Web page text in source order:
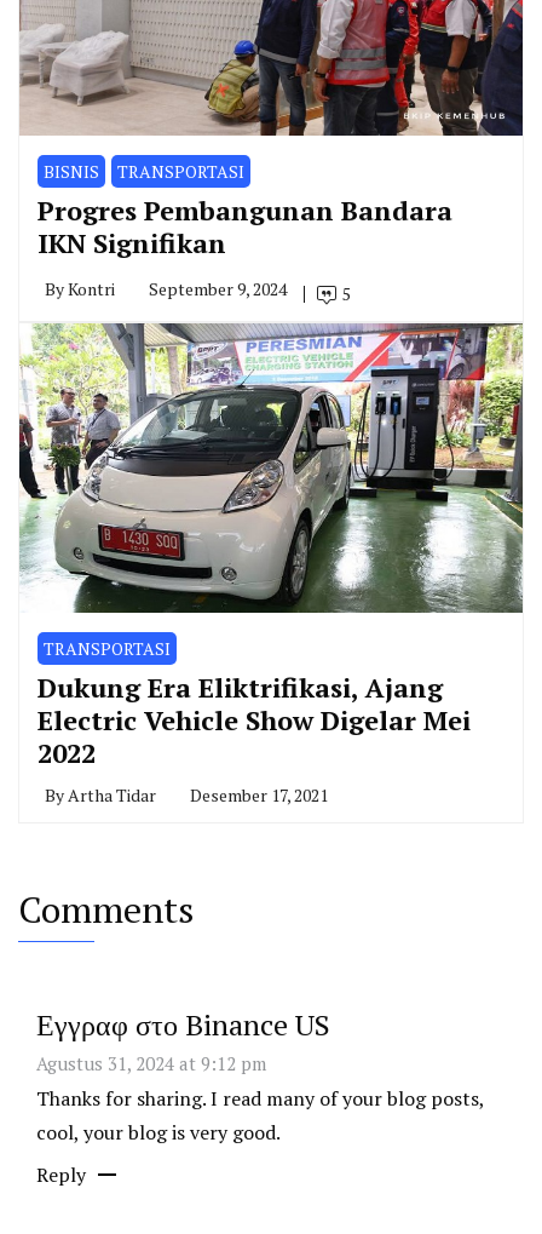
BISNIS TRANSPORTASI
Progres Pembangunan Bandara
IKN Signifikan
ByKontri September 9, 2024 5
TRANSPORTASI
Dukung Era Eliktrifikasi, Ajang
Electric Vehicle Show Digelar Mei
2022
ByArtha Tidar Desember 17, 2021
Comments
Εγγραφ στο Binance US
Agustus 31, 2024 at 9:12 pm
Thanks for sharing. I read many of your blog posts,
cool, your blog is very good.
Reply